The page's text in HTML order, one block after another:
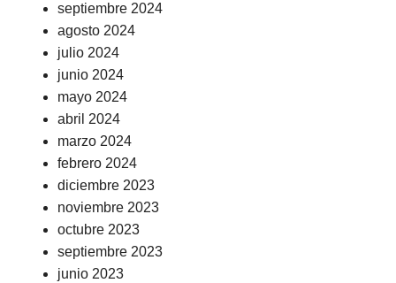
septiembre 2024
agosto 2024
julio 2024
junio 2024
mayo 2024
abril 2024
marzo 2024
febrero 2024
diciembre 2023
noviembre 2023
octubre 2023
septiembre 2023
junio 2023